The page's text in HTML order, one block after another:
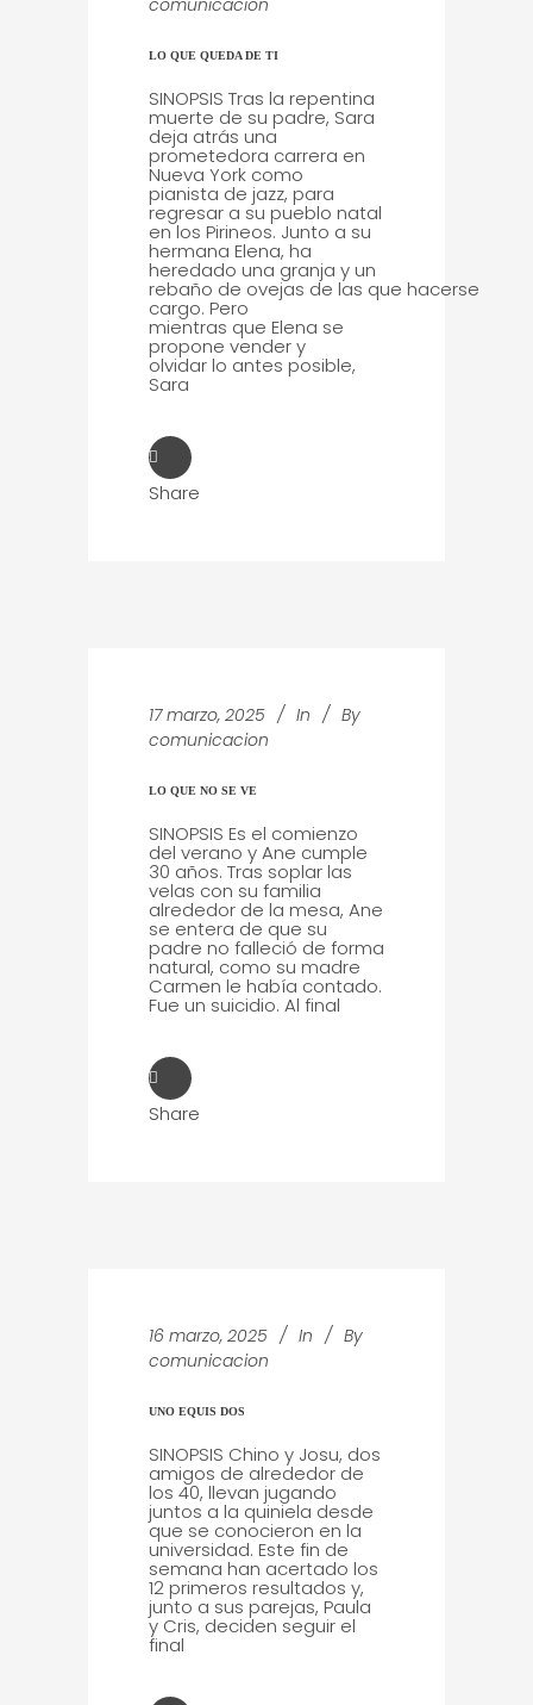
comunicacion
LO QUE QUEDA DE TI
SINOPSIS Tras la repentina
muerte de su padre, Sara
deja atrás una
prometedora carrera en
Nueva York como
pianista de jazz, para
regresar a su pueblo natal
en los Pirineos. Junto a su
hermana Elena, ha
heredado una granja y un
rebaño de ovejas de las que hacerse
cargo. Pero
mientras que Elena se
propone vender y
olvidar lo antes posible,
Sara
Share
17 marzo, 2025 In
By
comunicacion
LO QUE NO SE VE
SINOPSIS Es el comienzo
del verano y Ane cumple
30 años. Tras soplar las
velas con su familia
alrededor de la mesa, Ane
se entera de que su
padre no falleció de forma
natural, como su madre
Carmen le había contado.
Fue un suicidio. Al final
Share
16 marzo, 2025 In
By
comunicacion
UNO EQUIS DOS
SINOPSIS Chino y Josu, dos
amigos de alrededor de
los 40, llevan jugando
juntos a la quiniela desde
que se conocieron en la
universidad. Este fin de
semana han acertado los
12 primeros resultados y,
junto a sus parejas, Paula
y Cris, deciden seguir el
final